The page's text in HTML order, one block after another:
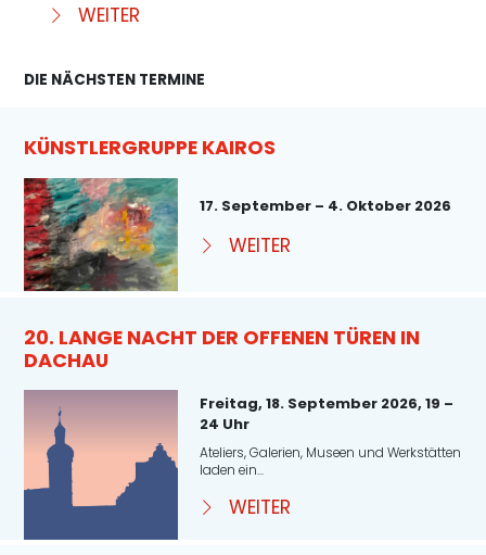
WEITER
DIE NÄCHSTEN TERMINE
KÜNSTLERGRUPPE KAIROS
17. September – 4. Oktober 2026
WEITER
20. LANGE NACHT DER OFFENEN TÜREN IN
DACHAU
Freitag, 18. September 2026, 19 –
24 Uhr
Ateliers, Galerien, Museen und Werkstätten
laden ein...
WEITER